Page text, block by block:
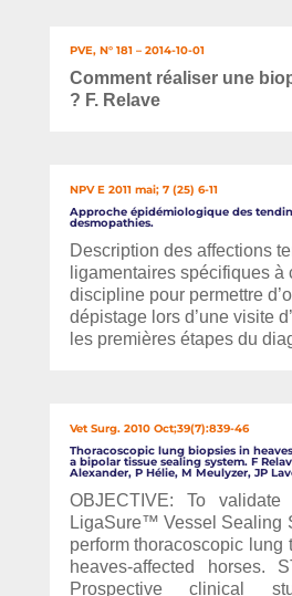
PVE, N° 181 – 2014-10-01
Comment réaliser une
? F. Relave
NPV E 2011 mai; 7 (25) 6-11
Approche épidémiologique des
desmopathies.
Description des affections
ligamentaires spécifiques à
discipline pour permettre
dépistage lors d’une visite
les premières étapes du
Vet Surg. 2010 Oct;39(7):839-46
Thoracoscopic lung biopsies in
a bipolar tissue sealing system. F
Alexander, P Hélie, M Meulyzer, JP
OBJECTIVE: To
LigaSure™ Vessel Sealing
perform thoracoscopic lung
heaves-affected horses.
Prospective clinical